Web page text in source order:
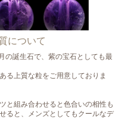
について
の誕生石で、紫の宝石としても最
る上質な粒をご用意しておりま
と組み合わせると色合いの相性も
ると、メンズとしてもクールなデ